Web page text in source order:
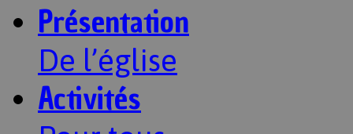
Présentation
De l’église
Activités